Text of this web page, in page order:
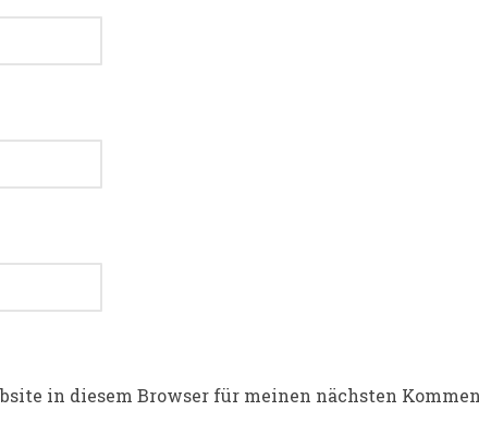
in diesem Browser für meinen nächsten